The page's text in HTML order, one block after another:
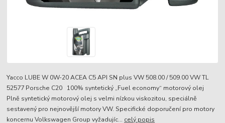
Yacco LUBE W 0W-20 ACEA C5 API SN plus VW 508.00 / 509.00 VW TL
52577 Porsche C20 100% syntetický „Fuel economy“ motorový olej
Plně syntetický motorový olej s velmi nízkou viskozitou, speciálně
sestavený pro nejnovější motory VW. Specifické doporučení pro motory
koncernu Volkswagen Group vyžadujíc... celý popis